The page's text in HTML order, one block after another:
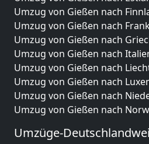
Umzug von Gießen nach
Umzug von Gießen nach
Umzug von Gießen nach
Umzug von Gießen nach
Umzug von Gießen nach
Umzug von Gießen nach
Umzug von Gießen nach
Umzug von Gießen nach
Umzüge-